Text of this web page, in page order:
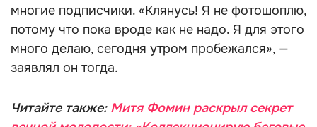
многие подписчики. «Клянусь! Я не фотошоплю,
потому что пока вроде как не надо. Я для этого
много делаю, сегодня утром пробежался», —
заявлял он тогда.
Читайте также: Митя Фомин раскрыл секрет